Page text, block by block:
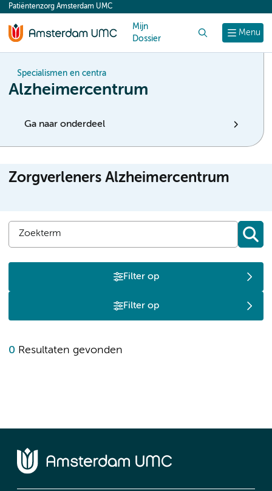
content
Menu
Patiëntenzorg Amsterdam UMC
Mijn
Dossier
Specialismen en centra
Alzheimercentrum
Ga naar onderdeel
Zorgverleners Alzheimercentrum
Filter op
Filter op
0 Resultaten gevonden